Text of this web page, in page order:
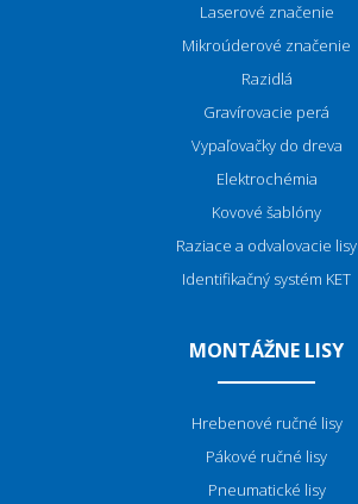
Laserové značenie
Mikroúderové značenie
Razidlá
Gravírovacie perá
Vypaľovačky do dreva
Elektrochémia
Kovové šablóny
Raziace a odvalovacie lisy
Identifikačný systém KET
MONTÁŽNE LISY
Hrebenové ručné lisy
Pákové ručné lisy
Pneumatické lisy